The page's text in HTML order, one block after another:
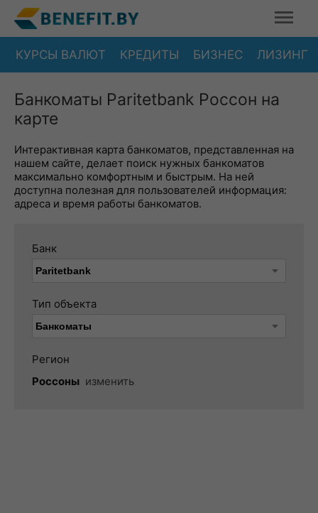
КУРСЫ ВАЛЮТ КРЕДИТЫ БИЗНЕС ЛИЗИНГ
Банкоматы Paritetbank Россон на
карте
Интерактивная карта банкоматов, представленная на
нашем сайте, делает поиск нужных банкоматов
максимально комфортным и быстрым. На ней
доступна полезная для пользователей информация:
адреса и время работы банкоматов.
Банк
Тип объекта
Регион
Россоны изменить